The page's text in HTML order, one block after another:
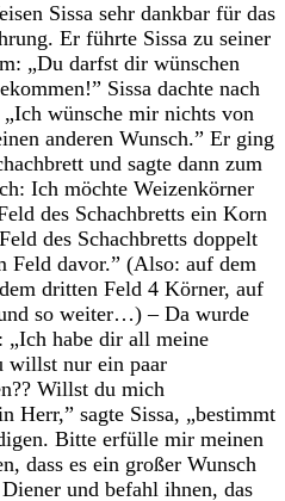
Sissa sehr dankbar für das
Er führte Sissa zu seiner
„Du darfst dir wünschen
Sissa dachte nach
wünsche mir nichts von
anderen Wunsch.” Er ging
und sagte dann zum
Ich möchte Weizenkörner
des Schachbretts ein Korn
des Schachbretts doppelt
Feld davor.” (Also: auf dem
dritten Feld 4 Körner, auf
so weiter…) – Da wurde
habe dir all meine
willst nur ein paar
Willst du mich
Herr,” sagte Sissa, „bestimmt
Bitte erfülle mir meinen
dass es ein großer Wunsch
und befahl ihnen, das